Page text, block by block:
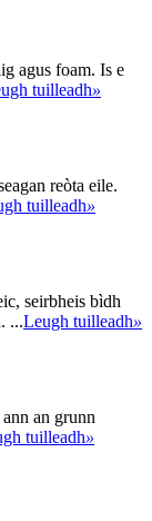
agus foam. Is e
tuilleadh»
reòta eile.
tuilleadh»
seirbheis bìdh
...Leugh tuilleadh»
an grunn
tuilleadh»